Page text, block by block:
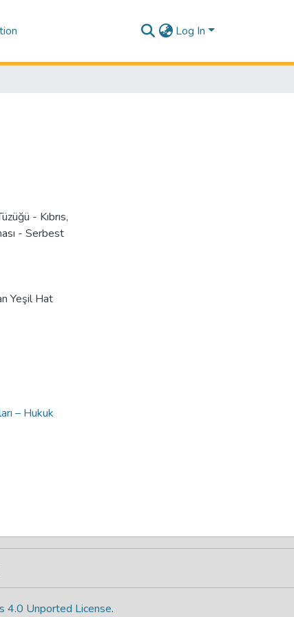
Log In
- Kıbrıs,
- Serbest
Yeşil Hat
– Hukuk
4.0 Unported License.